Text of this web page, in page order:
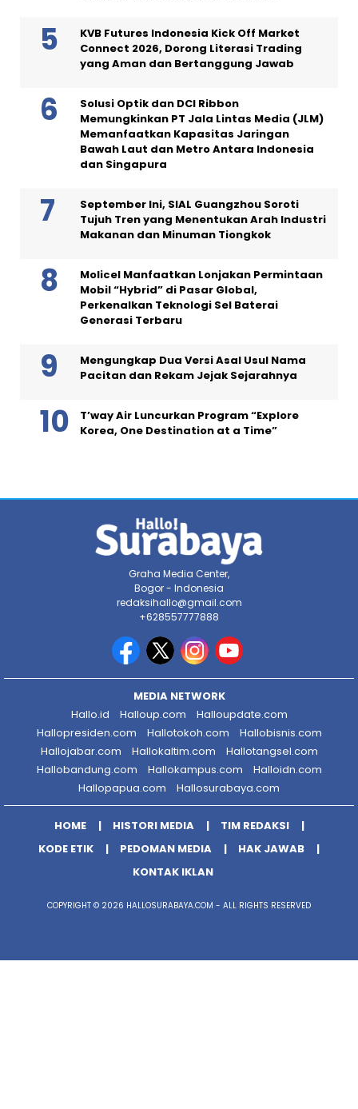
KVB Futures Indonesia Kick Off Market
Connect 2026, Dorong Literasi Trading
yang Aman dan Bertanggung Jawab
Solusi Optik dan DCI Ribbon
Memungkinkan PT Jala Lintas Media (JLM)
Memanfaatkan Kapasitas Jaringan
Bawah Laut dan Metro Antara Indonesia
dan Singapura
September Ini, SIAL Guangzhou Soroti
Tujuh Tren yang Menentukan Arah Industri
Makanan dan Minuman Tiongkok
Molicel Manfaatkan Lonjakan Permintaan
Mobil “Hybrid” di Pasar Global,
Perkenalkan Teknologi Sel Baterai
Generasi Terbaru
Mengungkap Dua Versi Asal Usul Nama
Pacitan dan Rekam Jejak Sejarahnya
T’way Air Luncurkan Program “Explore
Korea, One Destination at a Time”
Graha Media Center,
Bogor - Indonesia
redaksihallo@gmail.com
+628557777888
MEDIA NETWORK
Hallo.id
Halloup.com
Halloupdate.com
Hallopresiden.com
Hallotokoh.com
Hallobisnis.com
Hallojabar.com
Hallokaltim.com
Hallotangsel.com
Hallobandung.com
Hallokampus.com
Halloidn.com
Hallopapua.com
Hallosurabaya.com
HOME HISTORI MEDIA
TIM REDAKSI
KODE ETIK
PEDOMAN MEDIA
HAK JAWAB
KONTAK IKLAN
COPYRIGHT © 2026 HALLOSURABAYA.COM - ALL RIGHTS RESERVED